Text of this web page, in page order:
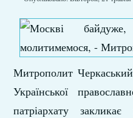
Митрополит
Української
патріархату